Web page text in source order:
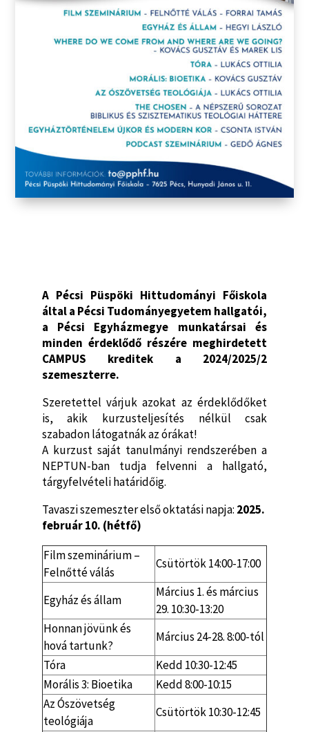
A Pécsi Püspöki Hittudományi Főiskola
által a Pécsi Tudományegyetem hallgatói,
a Pécsi Egyházmegye munkatársai és
minden érdeklődő részére meghirdetett
CAMPUS kreditek a 2024/2025/2
szemeszterre.
Szeretettel várjuk azokat az érdeklődőket
is, akik kurzusteljesítés nélkül csak
szabadon látogatnák az órákat!
A kurzust saját tanulmányi rendszerében a
NEPTUN-ban tudja felvenni a hallgató,
tárgyfelvételi határidőig.
Tavaszi szemeszter első oktatási napja: 2025.
február 10. (hétfő)
Film szeminárium –
Felnőtté válás
Csütörtök 14:00-17:00
Egyház és állam
Március 1. és március
29. 10:30-13:20
Honnan jövünk és
hová tartunk?
Március 24-28. 8:00-tól
Tóra
Kedd 10:30-12:45
Morális 3: Bioetika
Kedd 8:00-10:15
Az Ószövetség
teológiája
Csütörtök 10:30-12:45